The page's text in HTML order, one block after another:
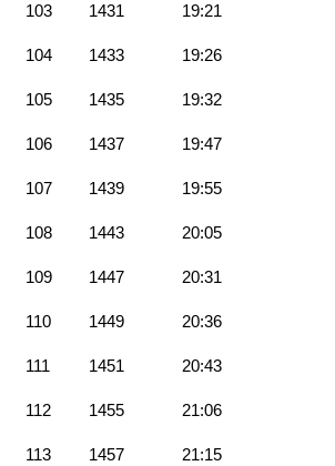
103 1431 19:21
104 1433 19:26
105 1435 19:32
106 1437 19:47
107 1439 19:55
108 1443 20:05
109 1447 20:31
110 1449 20:36
111 1451 20:43
112 1455 21:06
113 1457 21:15